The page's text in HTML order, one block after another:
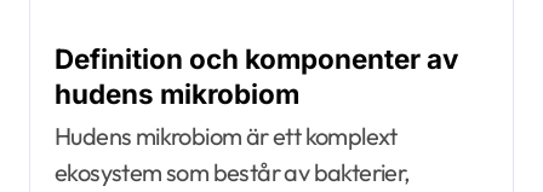
Definition och komponenter av
hudens mikrobiom
Hudens mikrobiom är ett komplext
ekosystem som består av bakterier,